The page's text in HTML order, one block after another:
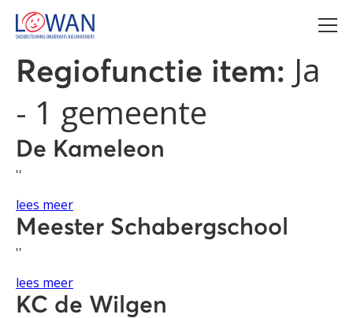
Regiofunctie item: Ja
- 1 gemeente
De Kameleon
''
lees meer
Meester Schabergschool
''
lees meer
KC de Wilgen